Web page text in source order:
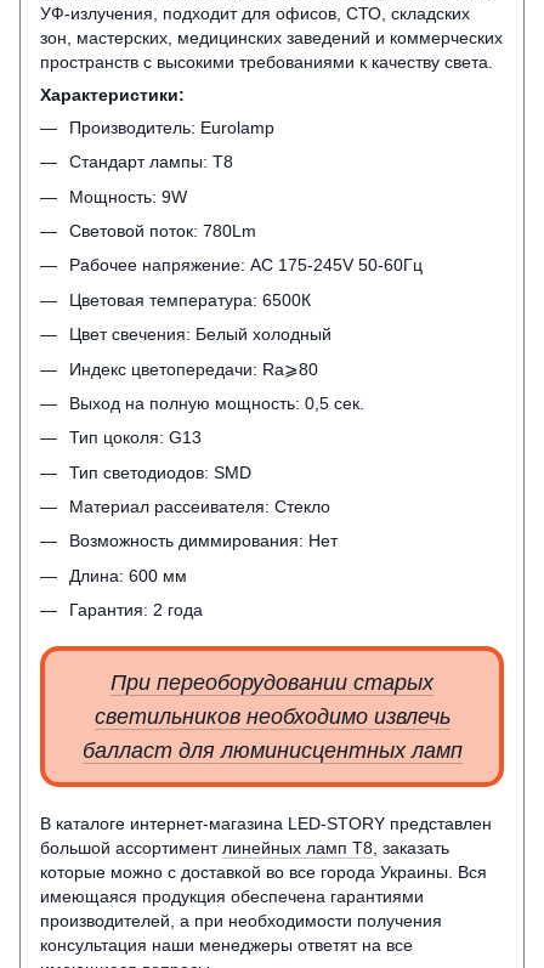
УФ-излучения, подходит для офисов, СТО, складских
зон, мастерских, медицинских заведений и коммерческих
пространств с высокими требованиями к качеству света.
Характеристики:
Производитель: Eurolamp
Стандарт лампы: T8
Мощность: 9W
Световой поток: 780Lm
Рабочее напряжение: AC 175-245V 50-60Гц
Цветовая температура: 6500К
Цвет свечения: Белый холодный
Индекс цветопередачи: Ra⩾80
Выход на полную мощность: 0,5 сек.
Тип цоколя: G13
Тип светодиодов: SMD
Материал рассеивателя: Стекло
Возможность диммирования: Нет
Длина: 600 мм
Гарантия: 2 года
При переоборудовании старых
светильников необходимо извлечь
балласт для люминисцентных ламп
В каталоге интернет-магазина LED-STORY представлен
большой ассортиментлинейных ламп Т8, заказать
которые можно с доставкой во все города Украины. Вся
имеющаяся продукция обеспечена гарантиями
производителей, а при необходимости получения
консультация наши менеджеры ответят на все